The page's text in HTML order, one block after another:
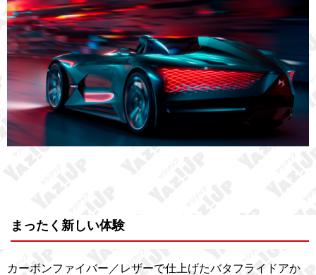
まったく新しい体験
カーボンファイバー／レザーで仕上げたバタフライドアか